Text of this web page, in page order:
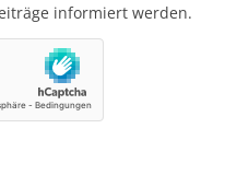
informiert werden.